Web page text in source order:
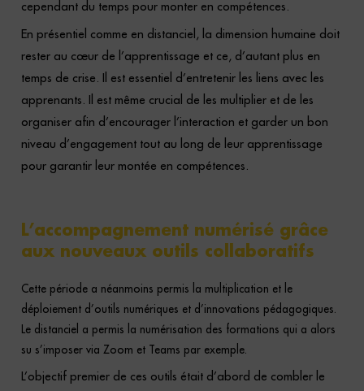
cependant du temps pour monter en compétences.
En présentiel comme en distanciel, la dimension humaine doit
rester au cœur de l’apprentissage et ce, d’autant plus en
temps de crise. Il est essentiel d’entretenir les liens avec les
apprenants. Il est même crucial de les multiplier et de les
organiser afin d’encourager l’interaction et garder un bon
niveau d’engagement tout au long de leur apprentissage
pour garantir leur montée en compétences.
L’accompagnement numérisé grâce
aux nouveaux outils collaboratifs
Cette période a néanmoins permis la multiplication et le
déploiement d’outils numériques et d’innovations pédagogiques.
Le distanciel a permis la numérisation des formations qui a alors
su s’imposer via Zoom et Teams par exemple.
L’objectif premier de ces outils était d’abord de combler le